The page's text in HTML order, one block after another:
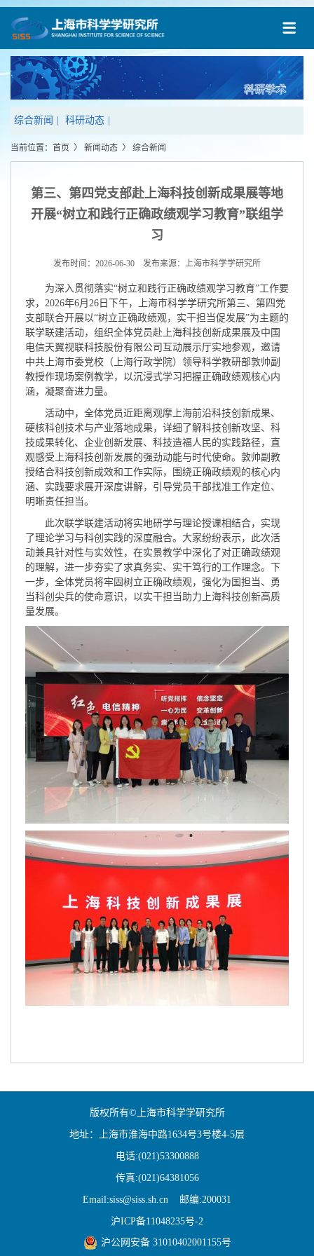
综合新闻 科研动态
当前位置： 首页 〉 新闻动态 〉 综合新闻
第三、第四党支部赴上海科技创新成果展等地
开展“树立和践行正确政绩观学习教育”联组学
习
发布时间：2026-06-30 发布来源：上海市科学学研究所
为深入贯彻落实“树立和践行正确政绩观学习教育”工作要
求，2026年6月26日下午，上海市科学学研究所第三、第四党
支部联合开展以“树立正确政绩观，实干担当促发展”为主题的
联学联建活动，组织全体党员赴上海科技创新成果展及中国
电信天翼视联科技股份有限公司互动展示厅实地参观，邀请
中共上海市委党校（上海行政学院）领导科学教研部敦帅副
教授作现场案例教学，以沉浸式学习把握正确政绩观核心内
涵，凝聚奋进力量。
活动中，全体党员近距离观摩上海前沿科技创新成果、
硬核科创技术与产业落地成果，详细了解科技创新攻坚、科
技成果转化、企业创新发展、科技造福人民的实践路径，直
观感受上海科技创新发展的强劲动能与时代使命。敦帅副教
授结合科技创新成效和工作实际，围绕正确政绩观的核心内
涵、实践要求展开深度讲解，引导党员干部找准工作定位、
明晰责任担当。
此次联学联建活动将实地研学与理论授课相结合，实现
了理论学习与科创实践的深度融合。大家纷纷表示，此次活
动兼具针对性与实效性，在实景教学中深化了对正确政绩观
的理解，进一步夯实了求真务实、实干笃行的工作理念。下
一步，全体党员将牢固树立正确政绩观，强化为国担当、勇
当科创尖兵的使命意识，以实干担当助力上海科技创新高质
量发展。
版权所有©上海市科学学研究所
地址：上海市淮海中路1634号3号楼4-5层
电话:(021)53300888
传真:(021)64381056
Email:siss@siss.sh.cn 邮编:200031
沪ICP备11048235号-2
沪公网安备 31010402001155号